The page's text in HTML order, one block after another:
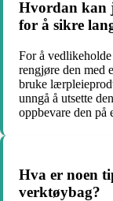
Hvordan kan
for å sikre
For å
rengjøre den med
bruke
unngå å utsette
oppbevare den på
Hva er noen
verktøybag?